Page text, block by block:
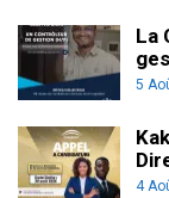
La
5
4